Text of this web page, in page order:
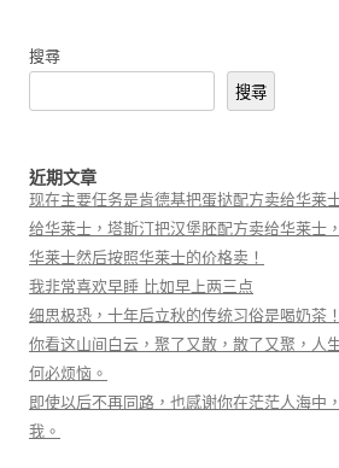
搜尋
搜尋
近期文章
现在主要任务是肯德基把蛋挞配方卖给华莱
给华莱士，塔斯汀把汉堡胚配方卖给华莱士
华莱士然后按照华莱士的价格卖！
我非常喜欢早睡 比如早上两三点
细思极恐，十年后立秋的传统习俗是喝奶茶！
你看这山间白云，聚了又散，散了又聚，人
何必烦恼。
即使以后不再同路，也感谢你在茫茫人海中
我。